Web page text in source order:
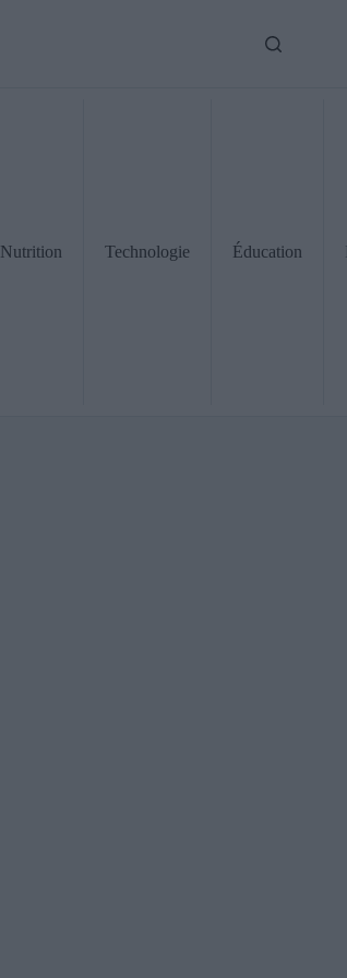
Nutrition Technologie Éducation